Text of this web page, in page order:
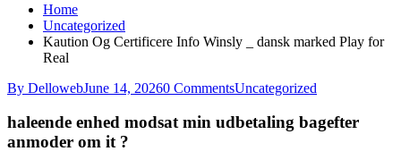
Home
Uncategorized
Kaution Og Certificere Info Winsly _ dansk marked Play for
Real
By DellowebJune 14, 20260 CommentsUncategorized
haleende enhed modsat min udbetaling bagefter
anmoder om it ?